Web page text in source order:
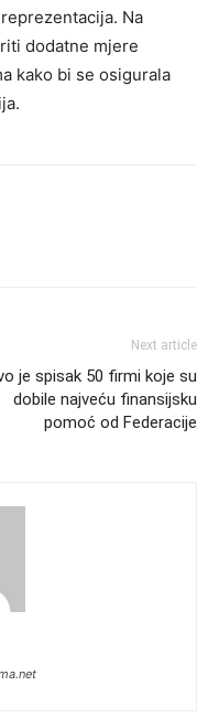
Na
dodatne mjere
kako bi se osigurala
Next article
je spisak 50 firmi koje su
dobile najveću finansijsku
pomoć od Federacije